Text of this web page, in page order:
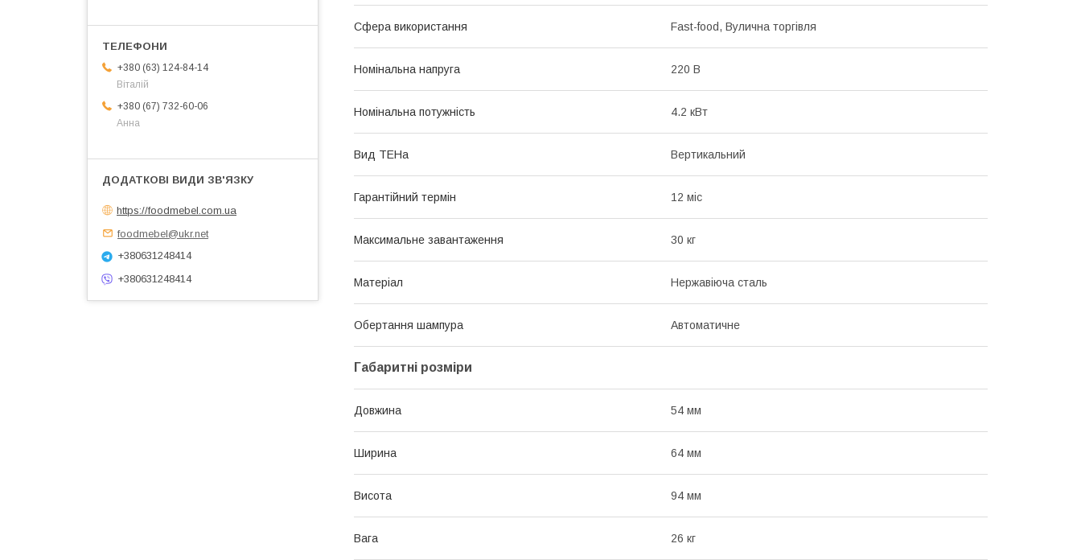
Сфера використання Fast-food, Вулична торгівля
Номінальна напруга 220 В
Номінальна потужність 4.2 кВт
Вид ТЕНа Вертикальний
Гарантійний термін 12 міс
Максимальне завантаження 30 кг
Матеріал Нержавіюча сталь
Обертання шампура Автоматичне
Габаритні розміри
Довжина 54 мм
Ширина 64 мм
Висота 94 мм
Вага 26 кг
+380 (63) 124-84-14
Віталій
+380 (67) 732-60-06
Анна
https://foodmebel.com.ua
foodmebel@ukr.net
+380631248414
+380631248414